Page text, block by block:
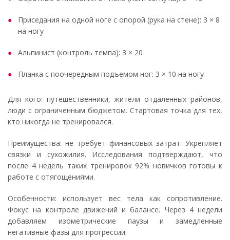
Приседания на одной ноге с опорой (рука на стене): 3 × 8
на ногу
Альпинист (контроль темпа): 3 × 20
Планка с поочередным подъемом ног: 3 × 10 на ногу
Для кого: путешественники, жители отдаленных районов,
люди с ограниченным бюджетом. Стартовая точка для тех,
кто никогда не тренировался.
Преимущества: не требует финансовых затрат. Укрепляет
связки и сухожилия. Исследования подтверждают, что
после 4 недель таких тренировок 92% новичков готовы к
работе с отягощениями.
Особенности: использует вес тела как сопротивление.
Фокус на контроле движений и балансе. Через 4 недели
добавляем изометрические паузы и замедленные
негативные фазы для прогрессии.